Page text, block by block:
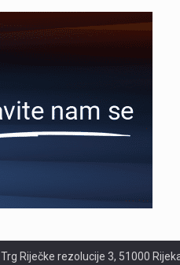
Trg Riječke rezolucije 3, 51000